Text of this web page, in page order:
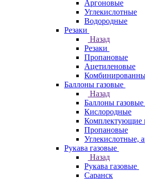
Аргоновые
Углекислотные
Водородные
Резаки
Назад
Резаки
Пропановые
Ацетиленовые
Баллоны газовые
Назад
Баллоны газовые
Кислородные
Комплектующие
Пропановые
Углекислотные,
Рукава газовые
Назад
Рукава газовые
Саранск